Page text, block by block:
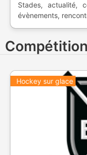
Stades, actualité,
évènements,
Hockey sur glace